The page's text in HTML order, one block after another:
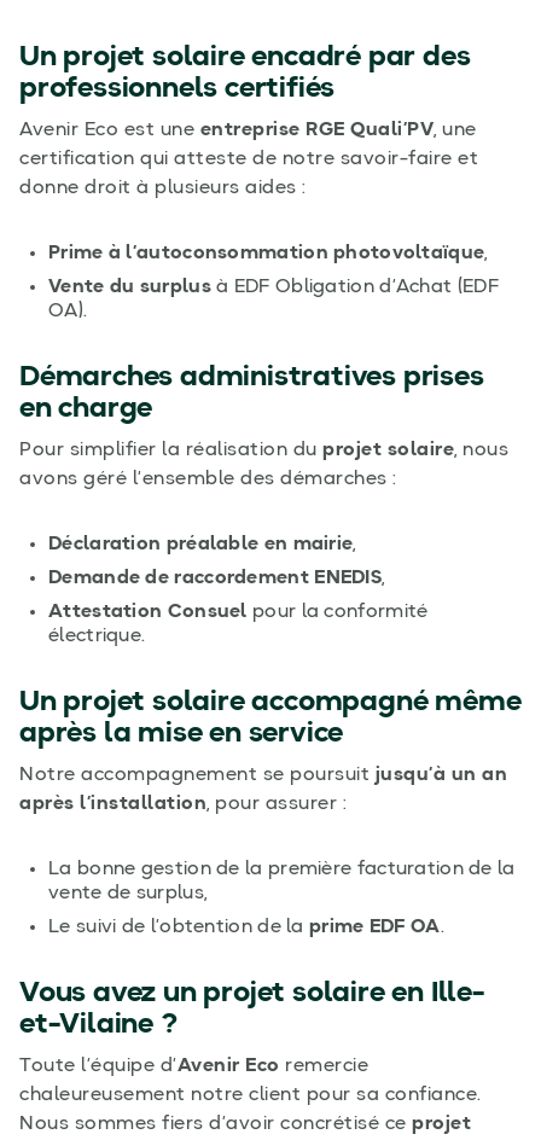
Un projet solaire encadré par des
professionnels certifiés
Avenir Eco est une entreprise RGE Quali’PV, une
certification qui atteste de notre savoir-faire et
donne droit à plusieurs aides :
Prime à l’autoconsommation photovoltaïque,
Vente du surplusà EDF Obligation d’Achat (EDF
OA).
Démarches administratives prises
en charge
Pour simplifier la réalisation du projet solaire, nous
avons géré l’ensemble des démarches :
Déclaration préalable en mairie,
Demande de raccordement ENEDIS,
Attestation Consuel pour la conformité
électrique.
Un projet solaire accompagné même
après la mise en service
Notre accompagnement se poursuit jusqu’à un an
après l’installation, pour assurer :
La bonne gestion de la première facturation de la
vente de surplus,
Le suivi de l’obtention de la prime EDF OA.
Vous avez un projet solaire en Ille-
et-Vilaine ?
Toute l’équipe d’Avenir Eco remercie
chaleureusement notre client pour sa confiance.
Nous sommes fiers d’avoir concrétisé ce projet